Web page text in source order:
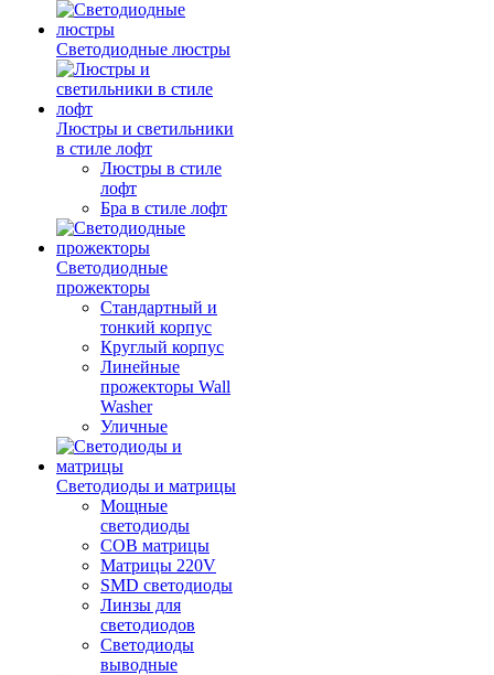
Светодиодные люстры
Люстры и светильники
в стиле лофт
Люстры в стиле
лофт
Бра в стиле лофт
Светодиодные
прожекторы
Стандартный и
тонкий корпус
Круглый корпус
Линейные
прожекторы Wall
Washer
Уличные
Светодиоды и матрицы
Мощные
светодиоды
COB матрицы
Матрицы 220V
SMD светодиоды
Линзы для
светодиодов
Светодиоды
выводные